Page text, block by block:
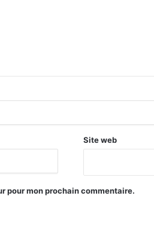
Site web
pour mon prochain commentaire.